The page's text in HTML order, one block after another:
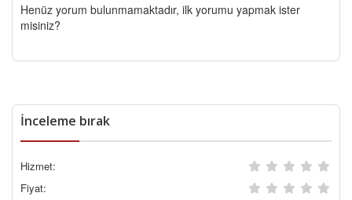
Henüz yorum bulunmamaktadır, ilk yorumu yapmak ister
misiniz?
İnceleme bırak
Hizmet:
Fiyat: